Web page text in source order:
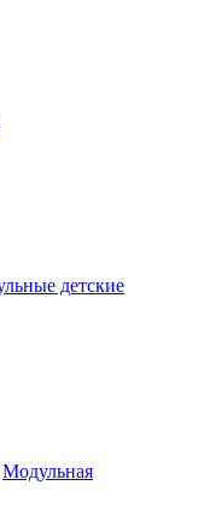
детские
Модульная